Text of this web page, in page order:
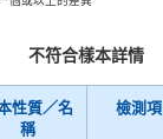
不符合樣本詳情
性質／名
稱
檢測項